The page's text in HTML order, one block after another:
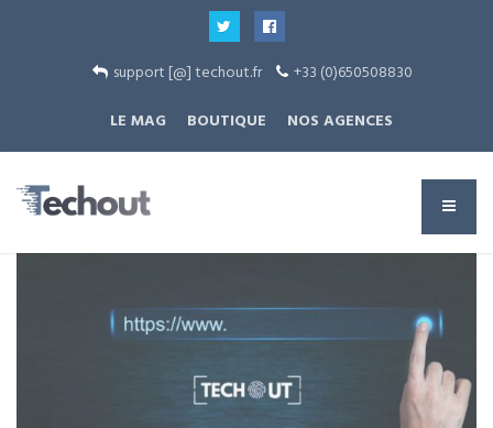
support [@] techout.fr
+33 (0)650508830
LE MAG
BOUTIQUE NOS AGENCES